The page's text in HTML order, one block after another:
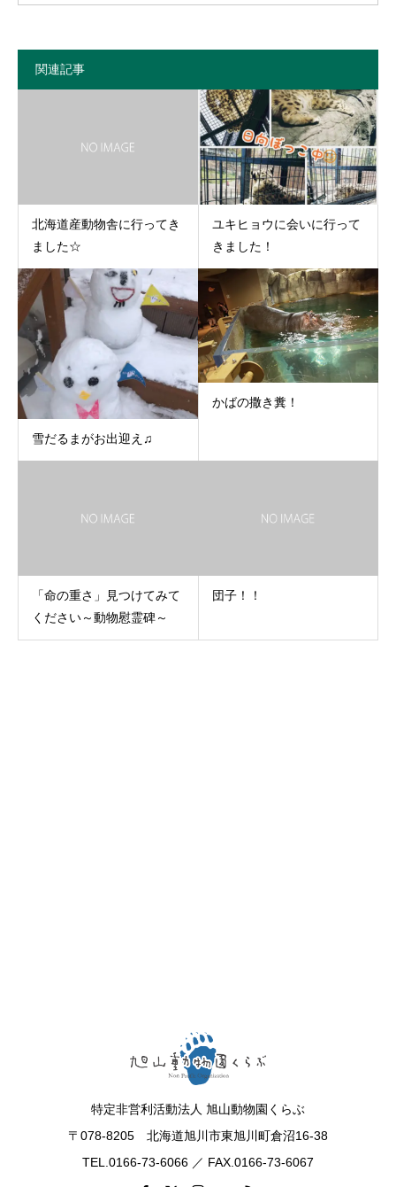
関連記事
北海道産動物舎に行ってき
ました☆
ユキヒョウに会いに行って
きました！
雪だるまがお出迎え♫
かばの撒き糞！
「命の重さ」見つけてみて
ください～動物慰霊碑～
団子！！
特定非営利活動法人 旭山動物園くらぶ
〒078-8205 北海道旭川市東旭川町倉沼16-38
TEL.0166-73-6066 ／ FAX.0166-73-6067